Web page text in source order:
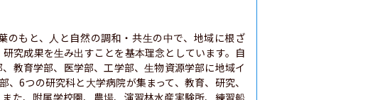
のもと、人と自然の調和・共生の中で、地域に根ざ
究成果を生み出すことを基本理念としています。自
教育学部、医学部、工学部、生物資源学部に地域イ
6つの研究科と大学病院が集まって、教育、研究、
た、附属学校園、農場、演習林水産実験所、練習船